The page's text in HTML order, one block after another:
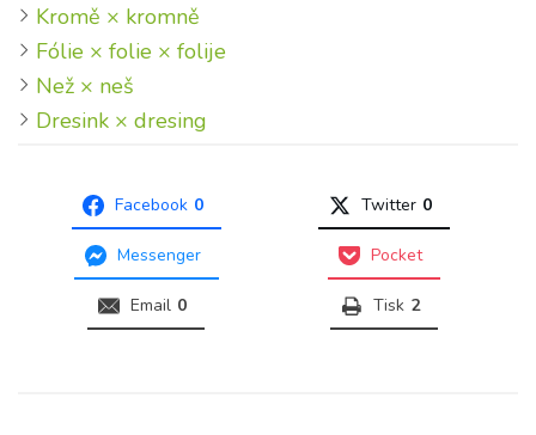
Kromě × kromně
Fólie × folie × folije
Než × neš
Dresink × dresing
Facebook 0 Twitter 0
Messenger Pocket
Email 0 Tisk 2